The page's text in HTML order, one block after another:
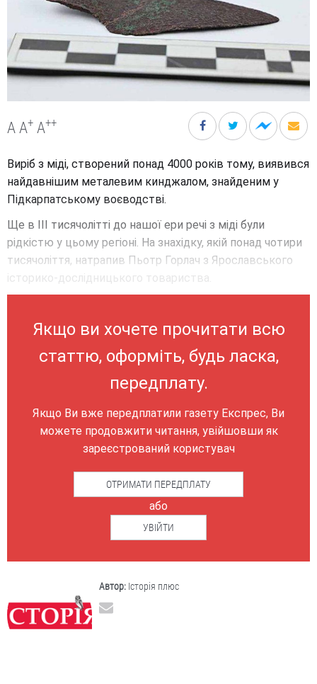
A A+ A++
Виріб з міді, створений понад 4000 років тому, виявився
найдавнішим металевим кинджалом, знайденим у
Підкарпатському воєводстві.
Ще в III тисячолітті до нашої ери речі з міді були
рідкістю у цьому регіоні. На знахідку, якій понад чотири
тисячоліття, натрапив Пьотр Горлач з Ярославського
історико-дослідницького товариства.
Якщо ви хочете прочитати всю
статтю, оформіть, будь ласка,
передплату.
Якщо Ви вже передплатили газету Експрес, Ви
можете продовжити читання, увійшовши як
зареєстрований користувач
ОТРИМАТИ ПЕРЕДПЛАТУ
або
УВІЙТИ
Автор: Історія плюс